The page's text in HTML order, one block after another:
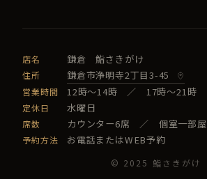
店名 鎌倉 鮨さきがけ
住所 鎌倉市浄明寺2丁目3-45
営業時間 12時〜14時 ／ 17時〜21時
定休日 水曜日
席数 カウンター6席 ／ 個室一部屋
予約方法 お電話またはWEB予約
© 2025 鮨さきがけ